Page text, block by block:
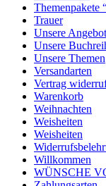
Themenpakete
Trauer
Unsere
Unsere
Unsere Themen
Versandarten
Vertrag
Warenkorb
Weihnachten
Weisheiten
Weisheiten
Willkommen
WÜNSCHE